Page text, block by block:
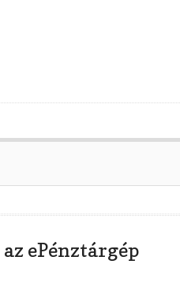
ePénztárgép